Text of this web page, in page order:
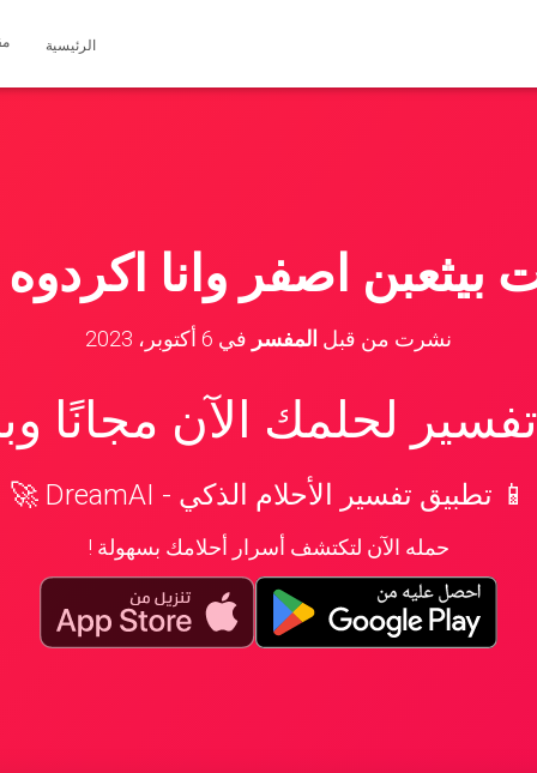
الرئيسية
بيثعبن اصفر وانا
نشرت من قبل المفسر في 6 أكتوبر، 2023
لحلمك الآن مجانًا
📱 تطبيق تفسير الأحلام الذكي - DreamAI 🚀
حمله الآن لتكتشف أسرار أحلامك بسهولة !